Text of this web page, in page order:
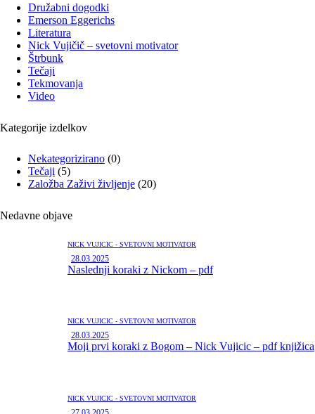
Družabni dogodki
Emerson Eggerichs
Literatura
Nick Vujičič – svetovni motivator
Štrbunk
Tečaji
Tekmovanja
Video
Kategorije izdelkov
Nekategorizirano (0)
Tečaji (5)
Založba Zaživi življenje (20)
Nedavne objave
NICK VUJIČIČ - SVETOVNI MOTIVATOR
28.03.2025
Naslednji koraki z Nickom – pdf
NICK VUJIČIČ - SVETOVNI MOTIVATOR
28.03.2025
Moji prvi koraki z Bogom – Nick Vujicic – pdf knjižica
NICK VUJIČIČ - SVETOVNI MOTIVATOR